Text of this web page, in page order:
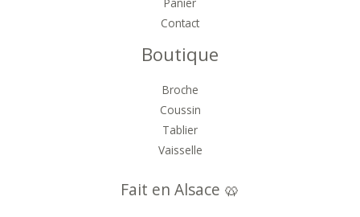
Contact
Boutique
Broche
Coussin
Tablier
Vaisselle
Fait en Alsace 🥨